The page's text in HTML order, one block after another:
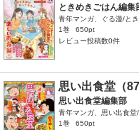
ときめきごはん編集
青年マンガ、ぐる漫/と
1巻
650pt
レビュー投稿数0件
思い出食堂（
思い出食堂編集部
青年マンガ、思い出食堂
1巻
650pt